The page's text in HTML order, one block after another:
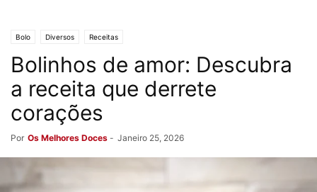
Bolo Diversos Receitas
Bolinhos de amor: Descubra
a receita que derrete
corações
Por Os Melhores Doces - Janeiro 25, 2026